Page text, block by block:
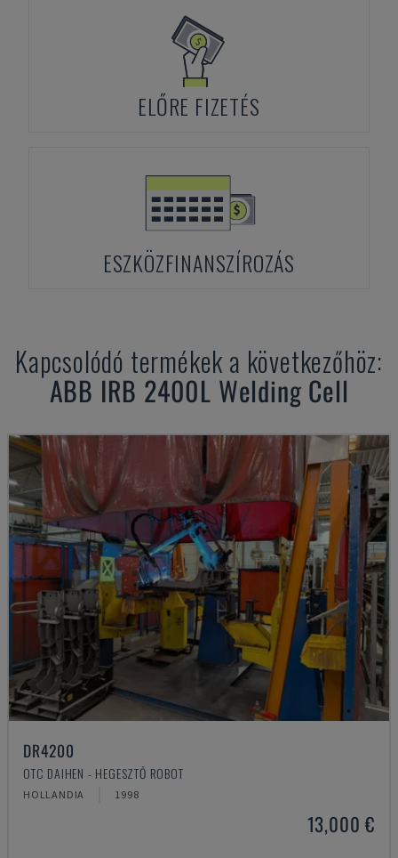
ELŐRE FIZETÉS
ESZKÖZFINANSZÍROZÁS
Kapcsolódó termékek a következőhöz:
ABB IRB 2400L Welding Cell
DR4200
OTC DAIHEN - HEGESZTŐ ROBOT
HOLLANDIA 1998
13,000 €